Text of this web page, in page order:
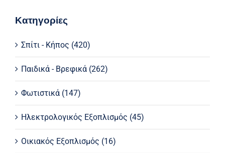
Κατηγορίες
Σπίτι - Κήπος (420)
Παιδικά - Βρεφικά (262)
Φωτιστικά (147)
Ηλεκτρολογικός Εξοπλισμός (45)
Οικιακός Εξοπλισμός (16)